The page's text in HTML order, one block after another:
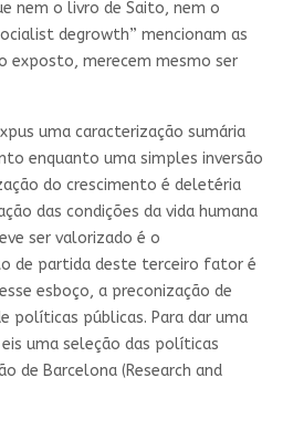
nem o livro de Saito, nem o
degrowth” mencionam as
exposto, merecem mesmo ser
uma caracterização sumária
enquanto uma simples inversão
do crescimento é deletéria
das condições da vida humana
ser valorizado é o
de partida deste terceiro fator é
esboço, a preconização de
políticas públicas. Para dar uma
uma seleção das políticas
de Barcelona (Research and